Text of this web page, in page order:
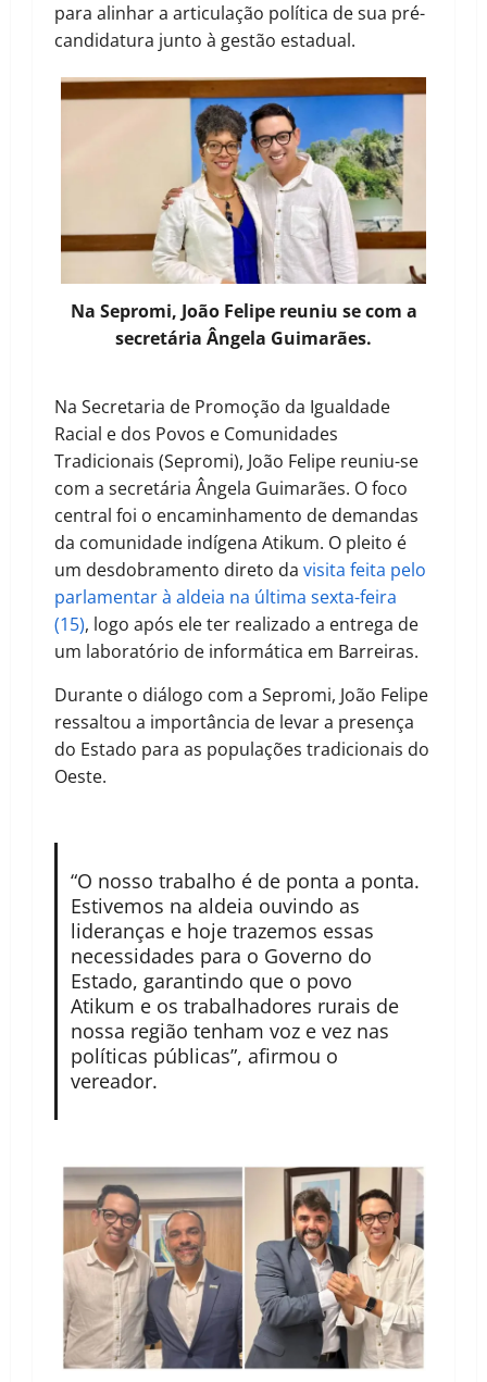
para alinhar a articulação política de sua pré-
candidatura junto à gestão estadual.
Na Sepromi, João Felipe reuniu se com a
secretária Ângela Guimarães.
Na Secretaria de Promoção da Igualdade
Racial e dos Povos e Comunidades
Tradicionais (Sepromi), João Felipe reuniu-se
com a secretária Ângela Guimarães. O foco
central foi o encaminhamento de demandas
da comunidade indígena Atikum. O pleito é
um desdobramento direto da visita feita pelo
parlamentar à aldeia na última sexta-feira
(15), logo após ele ter realizado a entrega de
um laboratório de informática em Barreiras.
Durante o diálogo com a Sepromi, João Felipe
ressaltou a importância de levar a presença
do Estado para as populações tradicionais do
Oeste.
“O nosso trabalho é de ponta a ponta.
Estivemos na aldeia ouvindo as
lideranças e hoje trazemos essas
necessidades para o Governo do
Estado, garantindo que o povo
Atikum e os trabalhadores rurais de
nossa região tenham voz e vez nas
políticas públicas”, afirmou o
vereador.